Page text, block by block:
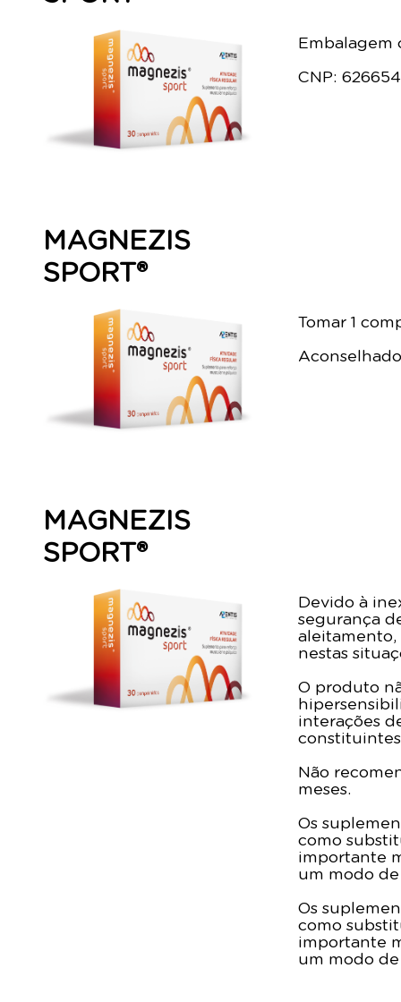
Embalagem
CNP:
MAGNEZIS
SPORT®
Tomar 1
MAGNEZIS
SPORT®
Devido à
segurança
aleitamento,
nestas
O produto
interações
Não
meses.
Os
como
importante
um modo
Os
como
importante
um modo